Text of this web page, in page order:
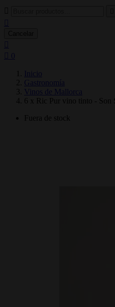
0
Inicio
Gastronomía
Vinos de Mallorca
6 x Ric Pur vino tinto - Son
Fuera de stock